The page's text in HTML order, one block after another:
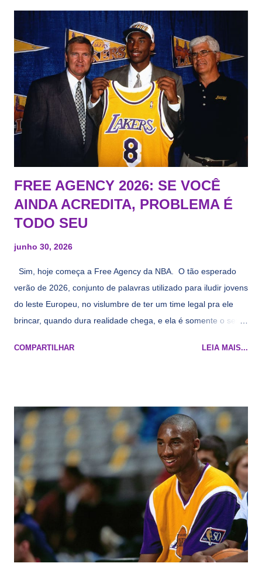
FREE AGENCY 2026: SE VOCÊ
AINDA ACREDITA, PROBLEMA É
TODO SEU
junho 30, 2026
Sim, hoje começa a Free Agency da NBA. O tão esperado
verão de 2026, conjunto de palavras utilizado para iludir jovens
do leste Europeu, no vislumbre de ter um time legal pra ele
brincar, quando dura realidade chega, e ela é somente o seu
cara de decrépito, mas que aparentemente ainda é jovem.
vezes a gente esquece mesmo. Então, como diria o Marcelo
Tas no Telecurso 2000 , É HORA DA REVISÃO! Ah, e quase
todos esses nomes foram linkados ao Lakers. Se de fato há o
interesse, não importa, o nosso compromisso é sempre com a
informação, a veracidade vem depois. E do Lakers hein? Até
agora nada de Ruim Hachaomuro (dizem que Nets tem
interesse) e LeBrão James - esse sendo assediado pelo
Draymond Green enquanto chora pro Cavs contrat...
COMPARTILHAR LEIA MAIS...